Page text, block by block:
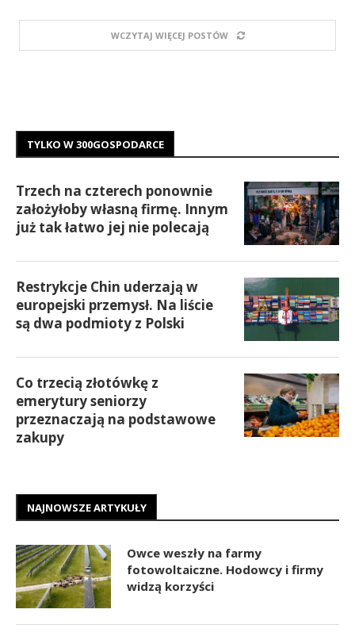
WCZYTAJ WIĘCEJ POSTÓW
TYLKO W 300GOSPODARCE
Trzech na czterech ponownie
założyłoby własną firmę. Innym
już tak łatwo jej nie polecają
Restrykcje Chin uderzają w
europejski przemysł. Na liście
są dwa podmioty z Polski
Co trzecią złotówkę z
emerytury seniorzy
przeznaczają na podstawowe
zakupy
NAJNOWSZE ARTYKUŁY
Owce weszły na farmy
fotowoltaiczne. Hodowcy i firmy
widzą korzyści